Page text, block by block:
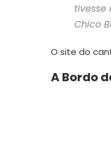
tivesse
Chico
O site do
A Bordo